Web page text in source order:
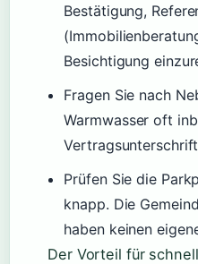
Bestätigung,
Besichtigung
Fragen Sie nach
Warmwasser oft
Prüfen Sie die
knapp. Die
haben keinen
Der Vorteil für